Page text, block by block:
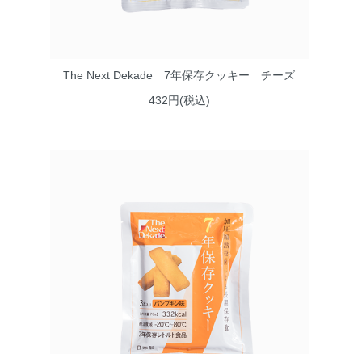
The Next Dekade 7年保存クッキー チーズ
432円(税込)